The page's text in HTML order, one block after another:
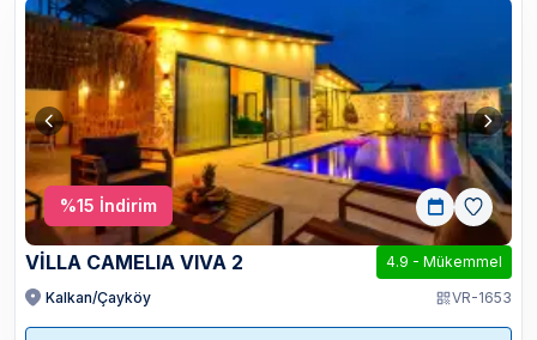
%15 İndirim
VİLLA CAMELIA VIVA 2 4.9 - Mükemmel
Kalkan/Çayköy
VR-1653